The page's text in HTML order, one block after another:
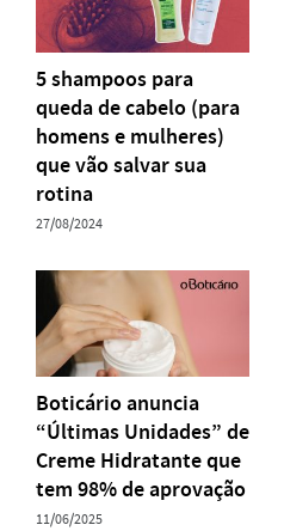
5 shampoos para
queda de cabelo (para
homens e mulheres)
que vão salvar sua
rotina
27/08/2024
Boticário anuncia
“Últimas Unidades” de
Creme Hidratante que
tem 98% de aprovação
11/06/2025